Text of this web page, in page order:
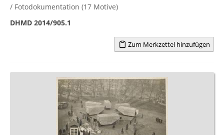
/ Fotodokumentation (17 Motive)
DHMD 2014/905.1
Zum Merkzettel hinzufügen